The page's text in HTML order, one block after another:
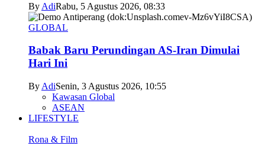
By AdiRabu, 5 Agustus 2026, 08:33
GLOBAL
Babak Baru Perundingan AS-Iran Dimulai
Hari Ini
By AdiSenin, 3 Agustus 2026, 10:55
Kawasan Global
ASEAN
LIFESTYLE
Rona & Film